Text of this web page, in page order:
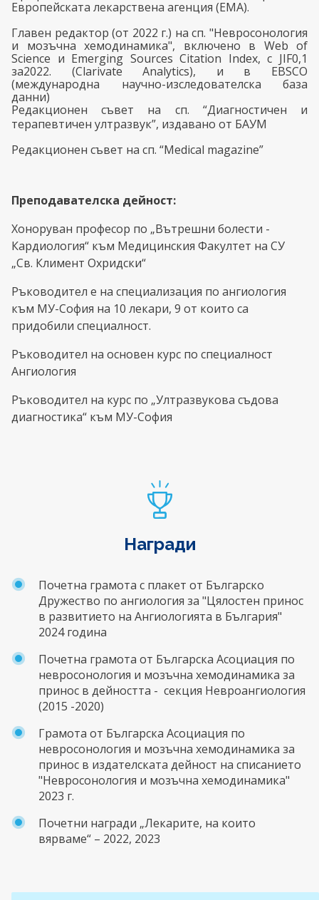
Европейската лекарствена агенция (ЕМА).
Главен редактор (от 2022 г.) на сп. "Невросонология
и мозъчна хемодинамика", включено в Web of
Science и Emerging Sources Citation Index, с JIF0,1
зa2022. (Clarivate Analytics), и в EBSCO
(международна научно-изследователска база
данни)
Редакционен съвет на сп. “Диагностичен и
терапевтичен ултразвук”, издавано от БАУМ
Редакционен съвет на сп. “Medical magazine”
Преподавателска дейност:
Хоноруван професор по „Вътрешни болести -
Кардиология“ към Медицинския Факултет на СУ
„Св. Климент Охридски“
Ръководител е на специализация по ангиология
към МУ-София на 10 лекари, 9 от които са
придобили специалност.
Ръководител на основен курс по специалност
Ангиология
Ръководител на курс по „Ултразвукова съдова
диагностика“ към МУ-София
Награди
Почетна грамота с плакет от Българско
Дружество по ангиология за "Цялостен принос
в развитието на Ангиологията в България"
2024 година
Почетна грамота от Българска Асоциация по
невросонология и мозъчна хемодинамика за
принос в дейността - секция Невроангиология
(2015 -2020)
Грамота от Българска Асоциация по
невросонология и мозъчна хемодинамика за
принос в издателската дейност на списанието
"Невросонология и мозъчна хемодинамика"
2023 г.
Почетни награди „Лекарите, на които
вярваме“ – 2022, 2023